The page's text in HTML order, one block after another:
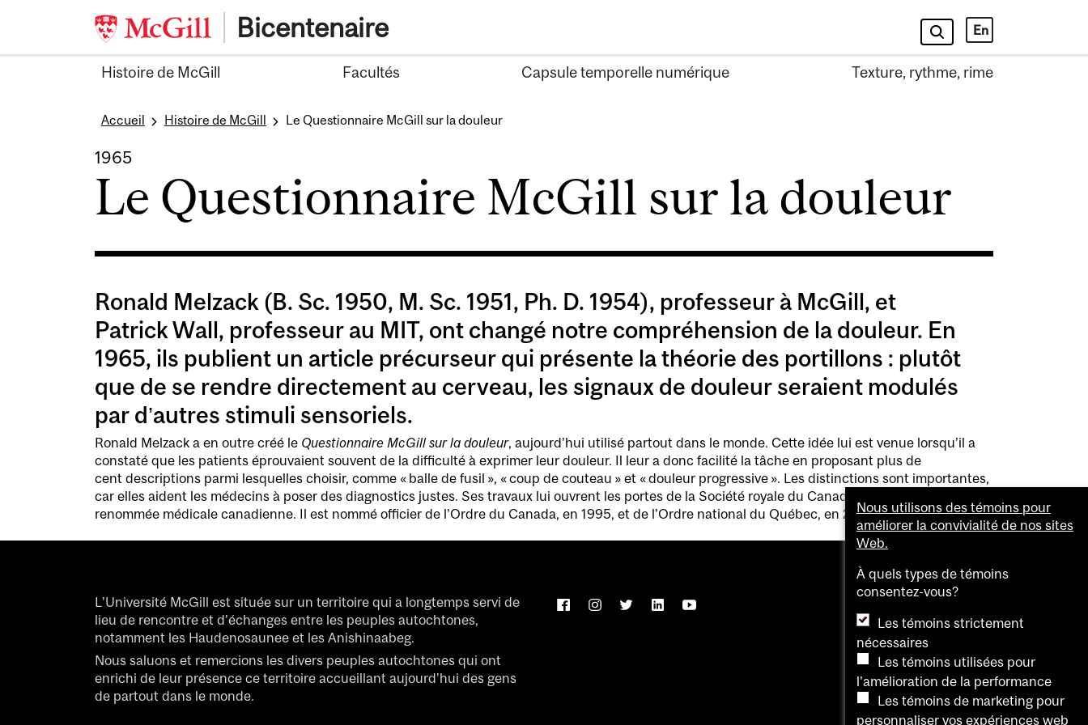
Bicentenaire En
Histoire de McGill Facultés Capsule temporelle numérique Texture, rythme, rime
Accueil Histoire de McGill Le Questionnaire McGill sur la douleur
1965
Le Questionnaire McGill sur la douleur
Ronald Melzack (B. Sc. 1950, M. Sc. 1951, Ph. D. 1954), professeur à McGill, et
Patrick Wall, professeur au MIT, ont changé notre compréhension de la douleur. En
1965, ils publient un article précurseur qui présente la théorie des portillons : plutôt
que de se rendre directement au cerveau, les signaux de douleur seraient modulés
par d’autres stimuli sensoriels.
Ronald Melzack a en outre créé le Questionnaire McGill sur la douleur, aujourd’hui utilisé partout dans le monde. Cette idée lui est venue lorsqu’il a
constaté que les patients éprouvaient souvent de la difficulté à exprimer leur douleur. Il leur a donc facilité la tâche en proposant plus de
cent descriptions parmi lesquelles choisir, comme « balle de fusil », « coup de couteau » et « douleur progressive ». Les distinctions sont importantes,
car elles aident les médecins à poser des diagnostics justes. Ses travaux lui ouvrent les portes de la Société royale du Canada et du Temple de la
renommée médicale canadienne. Il est nommé officier de l’Ordre du Canada, en 1995, et de l’Ordre national du Québec, en 2000.
L’Université McGill est située sur un territoire qui a longtemps servi de
lieu de rencontre et d’échanges entre les peuples autochtones,
notamment les Haudenosaunee et les Anishinaabeg.
Nous saluons et remercions les divers peuples autochtones qui ont
enrichi de leur présence ce territoire accueillant aujourd’hui des gens
de partout dans le monde.
Nous utilisons des témoins pour
améliorer la convivialité de nos sites
Web.
À quels types de témoins
consentez-vous?
Les témoins strictement
nécessaires
Les témoins utilisées pour
l'amélioration de la performance
Les témoins de marketing pour
personnaliser vos expériences web